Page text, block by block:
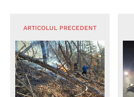
ARTICOLUL PRECEDENT